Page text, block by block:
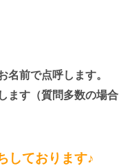
前で点呼します。
ます（質問多数の場合
しております♪